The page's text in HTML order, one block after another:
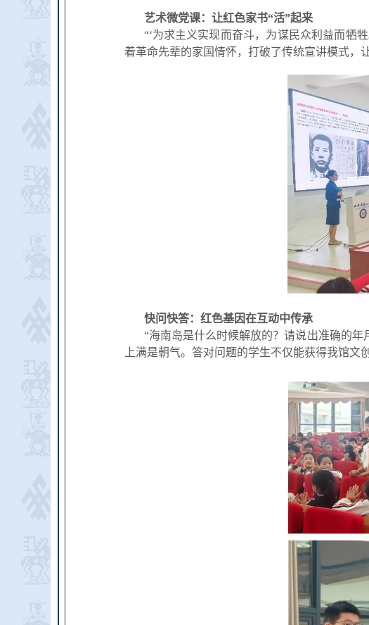
艺术微党课：让红色家书“活”起来
“‘为求主义实现而奋斗，为谋民众利益而牺
着革命先辈的家国情怀，打破了传统宣讲模式，
快问快答：红色基因在互动中传承
“海南岛是什么时候解放的？请说出准确的
上满是朝气。答对问题的学生不仅能获得我馆文